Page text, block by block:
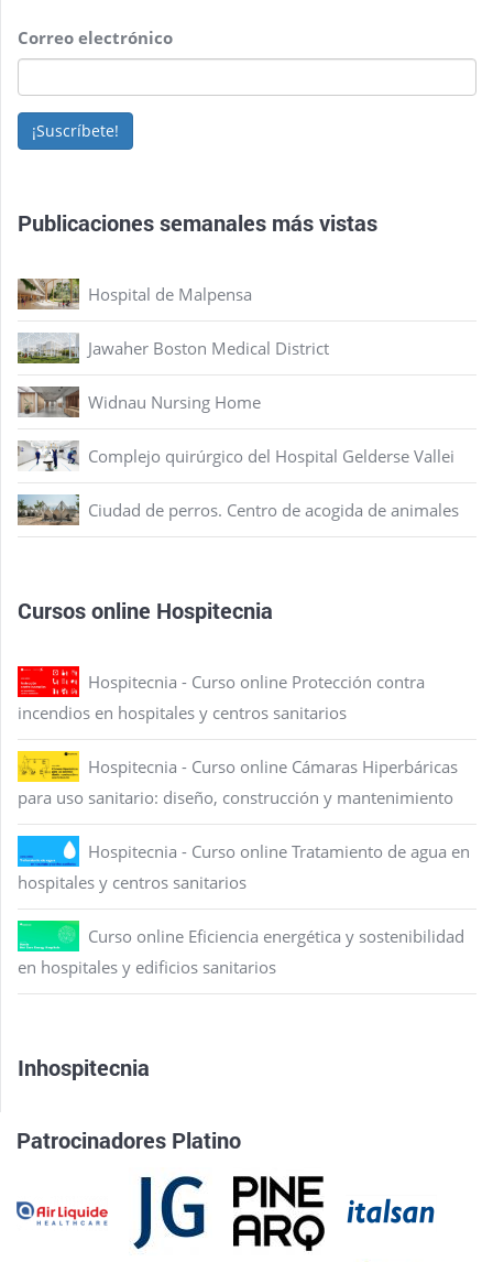
Correo electrónico
¡Suscríbete!
Publicaciones semanales más vistas
Hospital de Malpensa
Jawaher Boston Medical District
Widnau Nursing Home
Complejo quirúrgico del Hospital Gelderse Vallei
Ciudad de perros. Centro de acogida de animales
Cursos online Hospitecnia
Hospitecnia - Curso online Protección contra
incendios en hospitales y centros sanitarios
Hospitecnia - Curso online Cámaras Hiperbáricas
para uso sanitario: diseño, construcción y mantenimiento
Hospitecnia - Curso online Tratamiento de agua en
hospitales y centros sanitarios
Curso online Eficiencia energética y sostenibilidad
en hospitales y edificios sanitarios
Inhospitecnia
Patrocinadores Platino